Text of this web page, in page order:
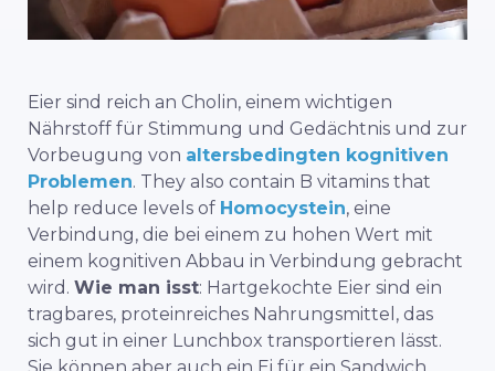
Eier sind reich an Cholin, einem wichtigen
Nährstoff für Stimmung und Gedächtnis und zur
Vorbeugung von altersbedingten kognitiven
Problemen. They also contain B vitamins that
help reduce levels of Homocystein, eine
Verbindung, die bei einem zu hohen Wert mit
einem kognitiven Abbau in Verbindung gebracht
wird. Wie man isst: Hartgekochte Eier sind ein
tragbares, proteinreiches Nahrungsmittel, das
sich gut in einer Lunchbox transportieren lässt.